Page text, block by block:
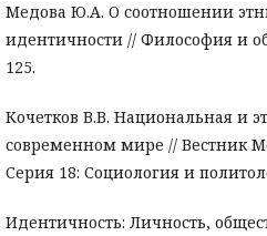
Медова Ю.А. О соотношении
идентичности // Философия и
125.
Кочетков В.В. Национальная и
современном мире // Вестник
Серия 18: Социология и
Идентичность: Личность,